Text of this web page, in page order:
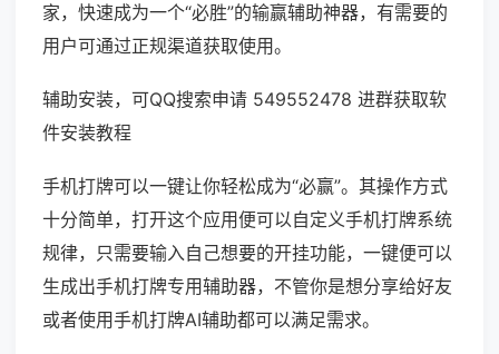
家，快速成为一个“必胜”的输赢辅助神器，有需要的
用户可通过正规渠道获取使用。
辅助安装，可QQ搜索申请 549552478 进群获取软
件安装教程
手机打牌可以一键让你轻松成为“必赢”。其操作方式
十分简单，打开这个应用便可以自定义手机打牌系统
规律，只需要输入自己想要的开挂功能，一键便可以
生成出手机打牌专用辅助器，不管你是想分享给好友
或者使用手机打牌AI辅助都可以满足需求。